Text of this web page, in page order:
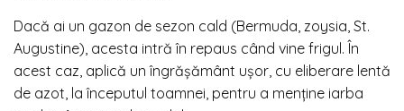
Dacă ai un gazon de sezon cald (Bermuda, zoysia, St.
Augustine), acesta intră în repaus când vine frigul. În
acest caz, aplică un îngrășământ ușor, cu eliberare lentă
de azot, la începutul toamnei, pentru a menține iarba